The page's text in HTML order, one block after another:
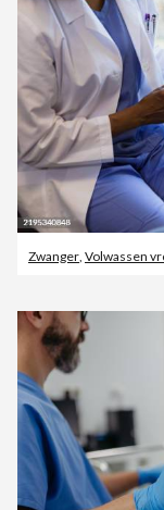
Zwanger Volwassen